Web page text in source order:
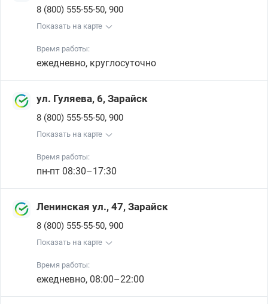
8 (800) 555-55-50, 900
Показать на карте
Время работы:
ежедневно, круглосуточно
ул. Гуляева, 6, Зарайск
8 (800) 555-55-50, 900
Показать на карте
Время работы:
пн-пт 08:30–17:30
Ленинская ул., 47, Зарайск
8 (800) 555-55-50, 900
Показать на карте
Время работы:
ежедневно, 08:00–22:00